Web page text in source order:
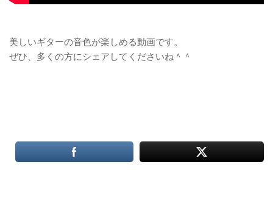
美しいギターの音色が楽しめる動画です。
ぜひ、多くの方にシェアしてくださいね＾＾